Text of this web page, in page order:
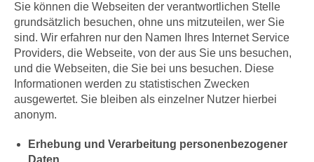
Sie können die Webseiten der verantwortlichen Stelle
grundsätzlich besuchen, ohne uns mitzuteilen, wer Sie
sind. Wir erfahren nur den Namen Ihres Internet Service
Providers, die Webseite, von der aus Sie uns besuchen,
und die Webseiten, die Sie bei uns besuchen. Diese
Informationen werden zu statistischen Zwecken
ausgewertet. Sie bleiben als einzelner Nutzer hierbei
anonym.
Erhebung und Verarbeitung personenbezogener
Daten